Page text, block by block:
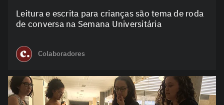
Leitura e escrita para crianças são tema de roda
de conversa na Semana Universitária
Colaboradores